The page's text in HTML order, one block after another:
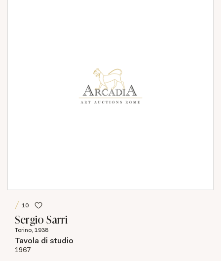
10
Sergio Sarri
Torino, 1938
Tavola di studio
1967